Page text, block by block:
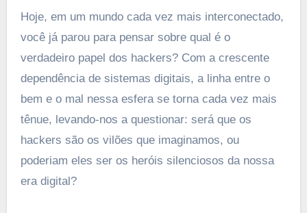
Hoje, em um mundo cada vez mais interconectado,
você já parou para pensar sobre qual é o
verdadeiro papel dos hackers? Com a crescente
dependência de sistemas digitais, a linha entre o
bem e o mal nessa esfera se torna cada vez mais
tênue, levando-nos a questionar: será que os
hackers são os vilões que imaginamos, ou
poderiam eles ser os heróis silenciosos da nossa
era digital?